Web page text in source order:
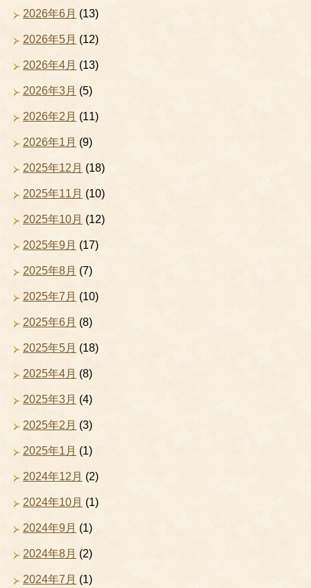
2026年6月 (13)
2026年5月 (12)
2026年4月 (13)
2026年3月 (5)
2026年2月 (11)
2026年1月 (9)
2025年12月 (18)
2025年11月 (10)
2025年10月 (12)
2025年9月 (17)
2025年8月 (7)
2025年7月 (10)
2025年6月 (8)
2025年5月 (18)
2025年4月 (8)
2025年3月 (4)
2025年2月 (3)
2025年1月 (1)
2024年12月 (2)
2024年10月 (1)
2024年9月 (1)
2024年8月 (2)
2024年7月 (1)